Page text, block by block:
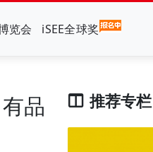
览会 iSEE全球奖
品
推荐专栏